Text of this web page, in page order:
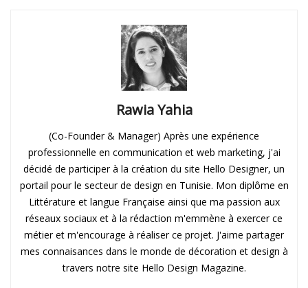
Rawia Yahia
(Co-Founder & Manager) Après une expérience
professionnelle en communication et web marketing, j'ai
décidé de participer à la création du site Hello Designer, un
portail pour le secteur de design en Tunisie. Mon diplôme en
Littérature et langue Française ainsi que ma passion aux
réseaux sociaux et à la rédaction m'emmène à exercer ce
métier et m'encourage à réaliser ce projet. J'aime partager
mes connaisances dans le monde de décoration et design à
travers notre site Hello Design Magazine.